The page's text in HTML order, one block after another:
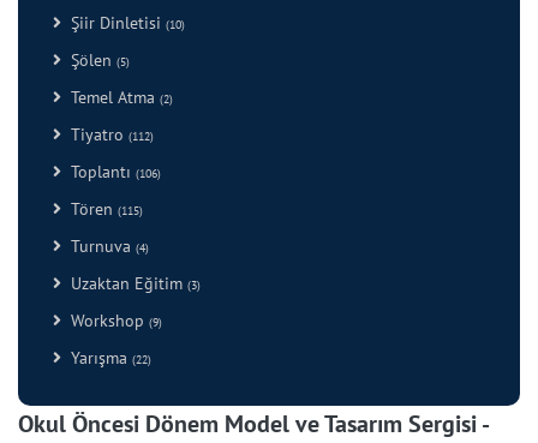
Şiir Dinletisi (10)
Şölen (5)
Temel Atma (2)
Tiyatro (112)
Toplantı (106)
Tören (115)
Turnuva (4)
Uzaktan Eğitim (3)
Workshop (9)
Yarışma (22)
Okul Öncesi Dönem Model ve Tasarım Sergisi -